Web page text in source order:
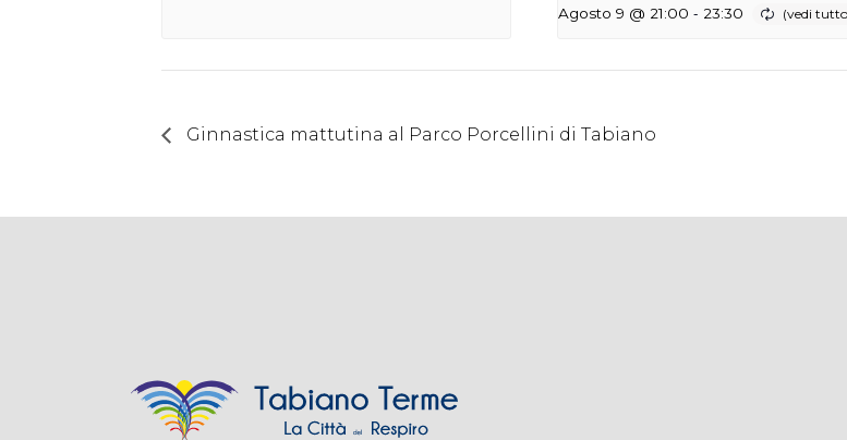
Agosto 9 @ 21:00 - 23:30
Ginnastica mattutina al Parco Porcellini di Tabiano